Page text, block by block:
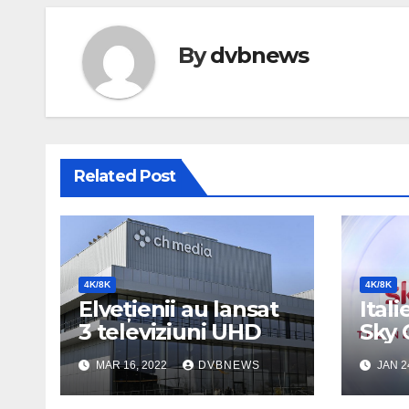
Bydvbnews
Related Post
4K/8K
Elvețienii au lansat
3 televiziuni UHD
MAR 16, 2022 DVBNEWS
4K/8K
Sky
JAN